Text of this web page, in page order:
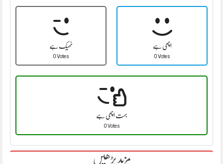
ٹھیک ہے
0 Votes
اچھی ہے
0 Votes
بہت اچھی ہے
0 Votes
مزید پڑھیں